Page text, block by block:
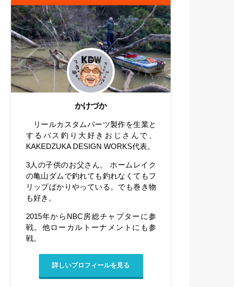
かけづか
リールカスタムパーツ製作を生業と
するバス釣り大好きおじさんで、
KAKEDZUKA DESIGN WORKS代表。
3人の子供のお父さん。 ホームレイク
の亀山ダムで釣れても釣れなくてもフ
リップばかりやっている。でも巻き物
も好き。
2015年からNBC房総チャプターに参
戦。他ローカルトーナメントにも参
戦。
詳しいプロフィールを見る